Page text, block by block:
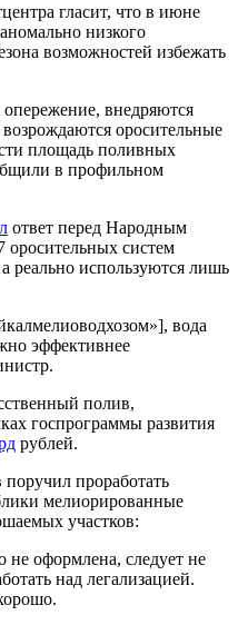
гласит, что в июне
низкого
возможностей избежать
внедряются
возрождаются оросительные
площадь поливных
в профильном
ответ перед Народным
систем
реально используются лишь
вода
эффективнее
полив,
госпрограммы развития
рублей.
проработать
мелиорированные
участков:
не оформлена, следует не
над легализацией.